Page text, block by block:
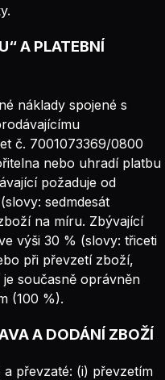
A PLATEBNÍ
náklady spojené s
č. 7001073369/0800
nebo uhradí platbu
požaduje od
sedmdesát
na míru. Zbývající
výši 30 % (slovy: třiceti
při převzetí zboží,
současně oprávněn
(100 %).
A DODÁNÍ ZBOŽÍ
převzaté: (i) převzetím